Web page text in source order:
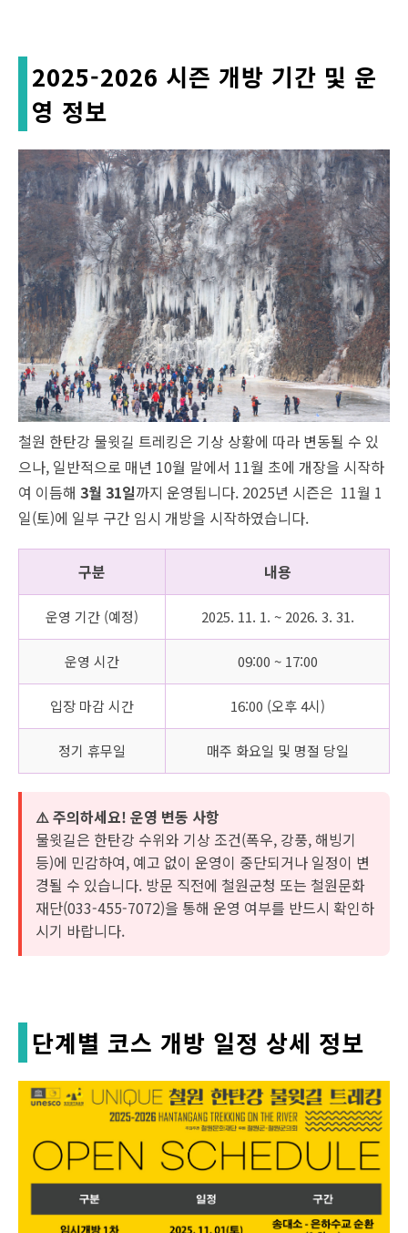
2025-2026 시즌 개방 기간 및 운
영 정보
철원 한탄강 물윗길 트레킹은 기상 상황에 따라 변동될 수 있
으나, 일반적으로 매년 10월 말에서 11월 초에 개장을 시작하
여 이듬해 3월 31일까지 운영됩니다. 2025년 시즌은 11월 1
일(토)에 일부 구간 임시 개방을 시작하였습니다.
구분 내용
운영 기간 (예정) 2025. 11. 1. ~ 2026. 3. 31.
운영 시간 09:00 ~ 17:00
입장 마감 시간 16:00 (오후 4시)
정기 휴무일 매주 화요일 및 명절 당일
⚠️ 주의하세요! 운영 변동 사항
물윗길은 한탄강 수위와 기상 조건(폭우, 강풍, 해빙기
등)에 민감하여, 예고 없이 운영이 중단되거나 일정이 변
경될 수 있습니다. 방문 직전에 철원군청 또는 철원문화
재단(033-455-7072)을 통해 운영 여부를 반드시 확인하
시기 바랍니다.
단계별 코스 개방 일정 상세 정보